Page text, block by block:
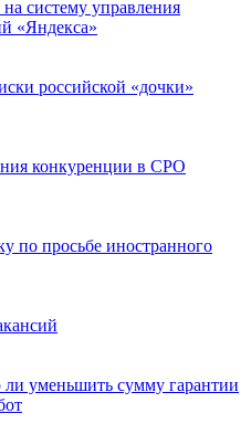
систему управления
«Яндекса»
российской «дочки»
конкуренции в СРО
по просьбе иностранного
уменьшить сумму гарантии